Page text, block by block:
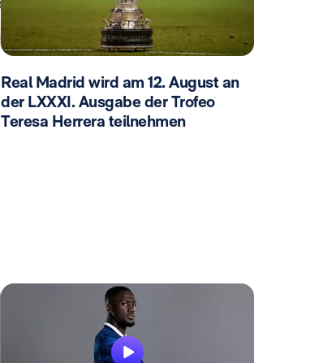
Real Madrid wird am 12. August an
der LXXXI. Ausgabe der Trofeo
Teresa Herrera teilnehmen